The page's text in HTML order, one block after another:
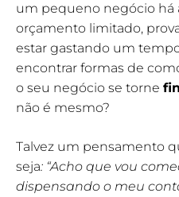
um pequeno negócio
orçamento limitado,
estar gastando um
encontrar formas de
o seu negócio se torne
não é mesmo?
Talvez um pensamento
seja: “Acho que vou
dispensando o meu